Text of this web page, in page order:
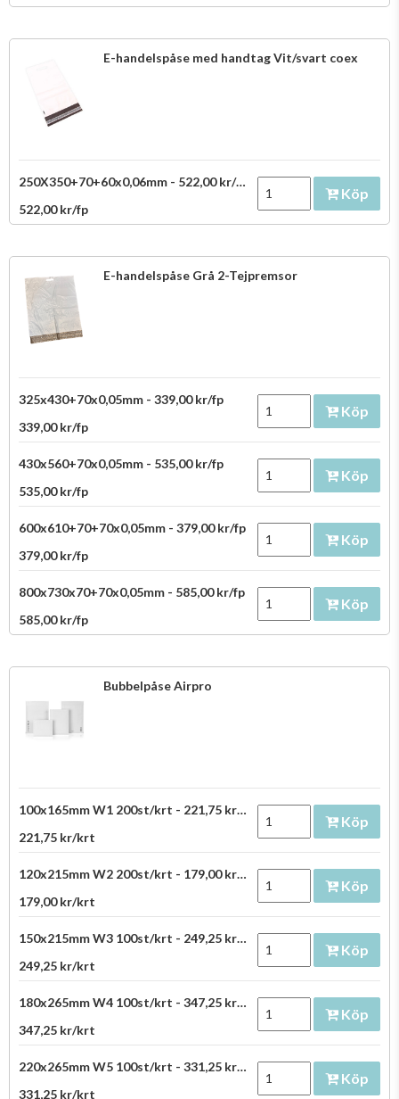
E-handelspåse med handtag Vit/svart coex
250X350+70+60x0,06mm - 522,00 kr/fp
522,00 kr/fp
Köp
E-handelspåse Grå 2-Tejpremsor
325x430+70x0,05mm - 339,00 kr/fp
339,00 kr/fp
Köp
430x560+70x0,05mm - 535,00 kr/fp
535,00 kr/fp
Köp
600x610+70+70x0,05mm - 379,00 kr/fp
379,00 kr/fp
Köp
800x730x70+70x0,05mm - 585,00 kr/fp
585,00 kr/fp
Köp
Bubbelpåse Airpro
100x165mm W1 200st/krt - 221,75 kr/krt
221,75 kr/krt
Köp
120x215mm W2 200st/krt - 179,00 kr/krt
179,00 kr/krt
Köp
150x215mm W3 100st/krt - 249,25 kr/krt
249,25 kr/krt
Köp
180x265mm W4 100st/krt - 347,25 kr/krt
347,25 kr/krt
Köp
220x265mm W5 100st/krt - 331,25 kr/krt
331,25 kr/krt
Köp